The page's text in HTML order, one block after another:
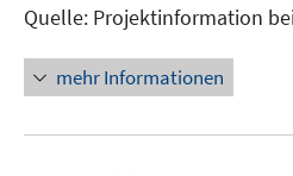
Quelle: Projektinformation
mehr Informationen